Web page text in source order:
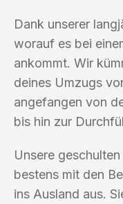
Dank unserer
worauf es bei
ankommt. Wir
deines Umzugs
angefangen von
bis hin zur
Unsere
bestens mit den
ins Ausland aus.